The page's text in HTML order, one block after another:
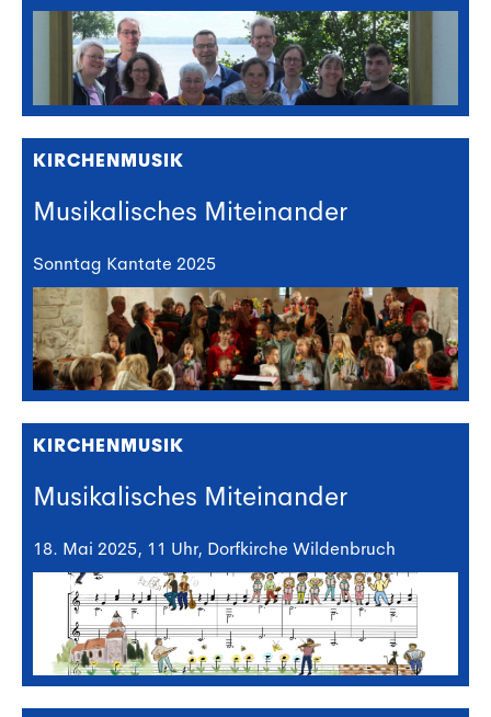
KIRCHENMUSIK
Musikalisches Miteinander
Sonntag Kantate 2025
KIRCHENMUSIK
Musikalisches Miteinander
18. Mai 2025, 11 Uhr, Dorfkirche Wildenbruch